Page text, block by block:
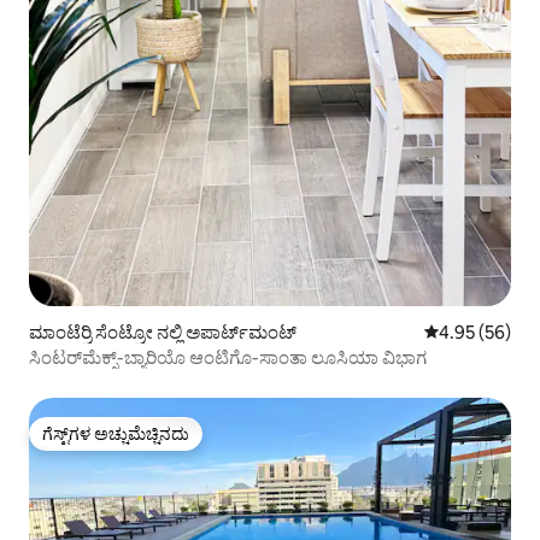
ಮಾಂಟೆರ್ರಿ ಸೆಂಟ್ರೋ ನಲ್ಲಿ ಅಪಾರ್ಟ್‌ಮಂಟ್ 5 ರಲ್ಲಿ 4.95
4.95 (56)
ಸಿಂಟರ್‌ಮೆಕ್ಸ್-ಬ್ಯಾರಿಯೊ ಆಂಟಿಗೊ-ಸಾಂತಾ ಲೂಸಿಯಾ ವಿಭಾಗ
ಗೆಸ್ಟ್‌ಗಳ ಅಚ್ಚುಮೆಚ್ಚಿನದು
ಗೆಸ್ಟ್‌ಗಳ ಅಚ್ಚುಮೆಚ್ಚಿನದು